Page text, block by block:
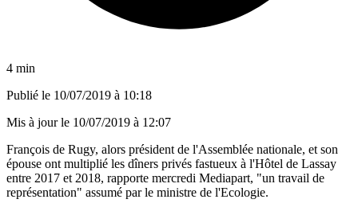
4 min
Publié le 10/07/2019 à 10:18
Mis à jour le 10/07/2019 à 12:07
François de Rugy, alors président de l'Assemblée nationale, et son
épouse ont multiplié les dîners privés fastueux à l'Hôtel de Lassay
entre 2017 et 2018, rapporte mercredi Mediapart, "un travail de
représentation" assumé par le ministre de l'Ecologie.